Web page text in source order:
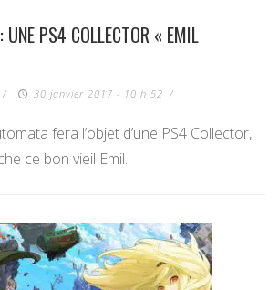
UNE PS4 COLLECTOR « EMIL
/ 30 janvier 2017 - 10 h 52 /
fera l’objet d’une PS4 Collector,
ce bon vieil Emil.